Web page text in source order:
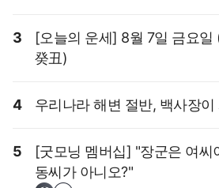
3
[오늘의 운세] 8월 7일 금요일
癸丑)
4 우리나라 해변 절반, 백사장
5
[굿모닝 멤버십] "장군은 여씨
동씨가 아니오?"